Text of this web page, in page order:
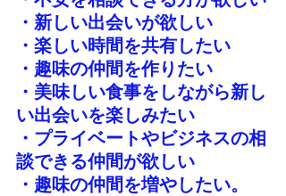
・新しい出会いが欲しい
・楽しい時間を共有したい
・趣味の仲間を作りたい
・美味しい食事をしながら新し
い出会いを楽しみたい
・プライベートやビジネスの相
談できる仲間が欲しい
・趣味の仲間を増やしたい。